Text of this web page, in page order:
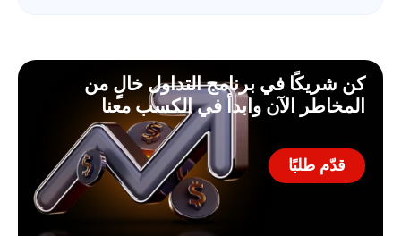
كن شريكًا في برنامج التداول خالٍ من
المخاطر الآن وابدأ في الكسب معنا
قدّم طلبًا